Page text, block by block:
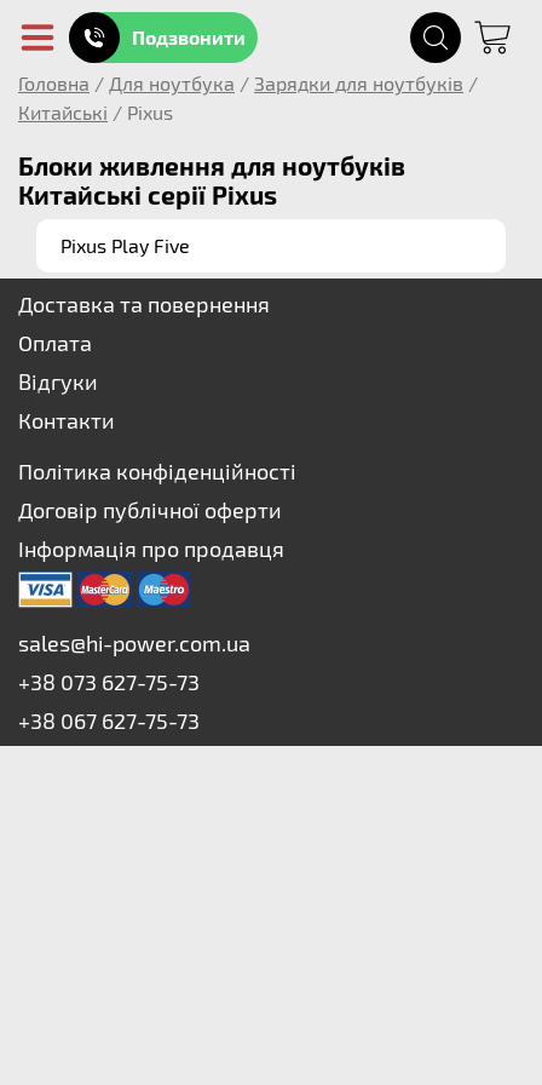
Подзвонити
Головна / Для ноутбука / Зарядки для ноутбуків /
Китайські / Pixus
Блоки живлення для ноутбуків
Китайські серії Pixus
Pixus Play Five
Доставка та повернення
Оплата
Відгуки
Контакти
Політика конфіденційності
Договір публічної оферти
Інформація про продавця
sales@hi-power.com.ua
+38 073 627-75-73
+38 067 627-75-73